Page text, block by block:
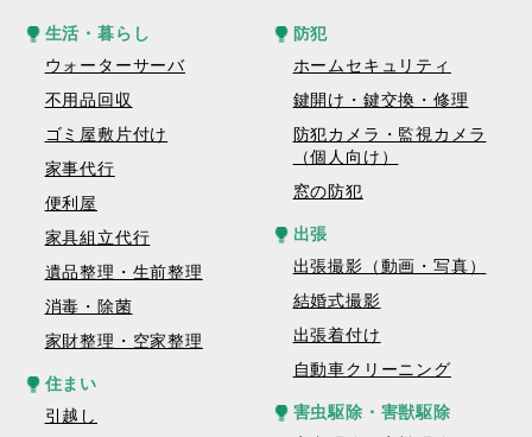
生活・暮らし
ウォーターサーバ
不用品回収
ゴミ屋敷片付け
家事代行
便利屋
家具組立代行
遺品整理・生前整理
消毒・除菌
家財整理・空家整理
住まい
引越し
防犯
ホームセキュリティ
鍵開け・鍵交換・修理
防犯カメラ・監視カメラ
（個人向け）
窓の防犯
出張
出張撮影（動画・写真）
結婚式撮影
出張着付け
自動車クリーニング
害虫駆除・害獣駆除